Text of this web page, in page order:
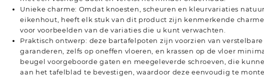
Unieke charme: Omdat knoesten, scheuren en kleurvariaties
eikenhout, heeft elk stuk van dit product zijn kenmerkende
voor voorbeelden van de variaties die u kunt verwachten.
Praktisch ontwerp: deze bartafelpoten zijn voorzien van
garanderen, zelfs op oneffen vloeren, en krassen op de vloer
beugel voorgeboorde gaten en meegeleverde schroeven, die
aan het tafelblad te bevestigen, waardoor deze eenvoudig te